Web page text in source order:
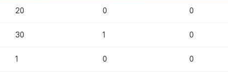
20 0 0
30 1 0
1 0 0